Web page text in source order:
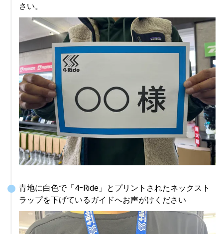
さい。
青地に白色で「4ｰRide」とプリントされたネックスト
ラップを下げているガイドへお声がけください